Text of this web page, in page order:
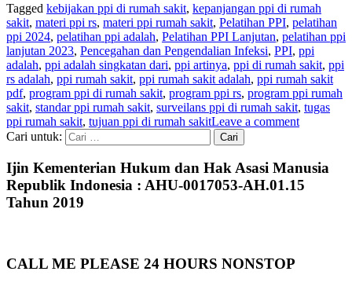
Tagged kebijakan ppi di rumah sakit, kepanjangan ppi di rumah
sakit, materi ppi rs, materi ppi rumah sakit, Pelatihan PPI, pelatihan
ppi 2024, pelatihan ppi adalah, Pelatihan PPI Lanjutan, pelatihan ppi
lanjutan 2023, Pencegahan dan Pengendalian Infeksi, PPI, ppi
adalah, ppi adalah singkatan dari, ppi artinya, ppi di rumah sakit, ppi
rs adalah, ppi rumah sakit, ppi rumah sakit adalah, ppi rumah sakit
pdf, program ppi di rumah sakit, program ppi rs, program ppi rumah
sakit, standar ppi rumah sakit, surveilans ppi di rumah sakit, tugas
ppi rumah sakit, tujuan ppi di rumah sakitLeave a comment
Cari untuk:
Ijin Kementerian Hukum dan Hak Asasi Manusia
Republik Indonesia : AHU-0017053-AH.01.15
Tahun 2019
CALL ME PLEASE 24 HOURS NONSTOP